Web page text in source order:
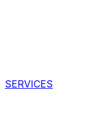
SERVICES